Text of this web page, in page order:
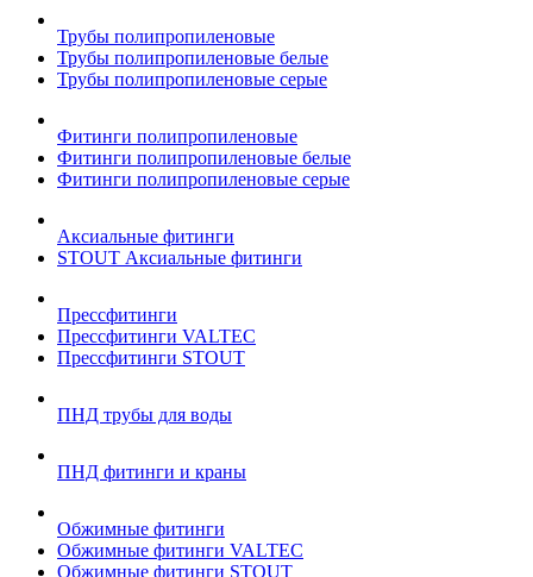
Трубы полипропиленовые
Трубы полипропиленовые белые
Трубы полипропиленовые серые
Фитинги полипропиленовые
Фитинги полипропиленовые белые
Фитинги полипропиленовые серые
Аксиальные фитинги
STOUT Аксиальные фитинги
Прессфитинги
Прессфитинги VALTEC
Прессфитинги STOUT
ПНД трубы для воды
ПНД фитинги и краны
Обжимные фитинги
Обжимные фитинги VALTEC
Обжимные фитинги STOUT